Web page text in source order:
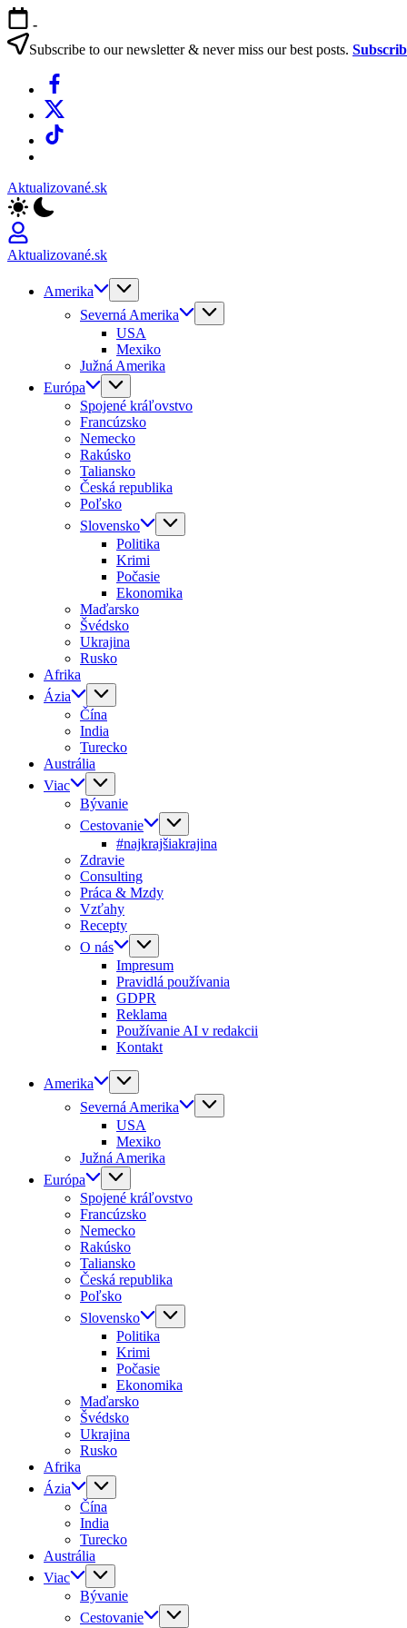
Skip
to
content
-
Subscribe to our newsletter & never miss our best posts.
Facebook
X
TikTok
Aktualizované.sk
Aktualizované.sk
Amerika
Severná Amerika
USA
Mexiko
Južná Amerika
Európa
Spojené kráľovstvo
Francúzsko
Nemecko
Rakúsko
Taliansko
Česká republika
Poľsko
Slovensko
Politika
Krimi
Počasie
Ekonomika
Maďarsko
Švédsko
Ukrajina
Rusko
Afrika
Ázia
Čína
India
Turecko
Austrália
Viac
Bývanie
Cestovanie
#najkrajšiakrajina
Zdravie
Consulting
Práca & Mzdy
Vzťahy
Recepty
O nás
Impresum
Pravidlá používania
GDPR
Reklama
Používanie AI v redakcii
Kontakt
Amerika
Severná Amerika
USA
Mexiko
Južná Amerika
Európa
Spojené kráľovstvo
Francúzsko
Nemecko
Rakúsko
Taliansko
Česká republika
Poľsko
Slovensko
Politika
Krimi
Počasie
Ekonomika
Maďarsko
Švédsko
Ukrajina
Rusko
Afrika
Ázia
Čína
India
Turecko
Austrália
Viac
Bývanie
Cestovanie